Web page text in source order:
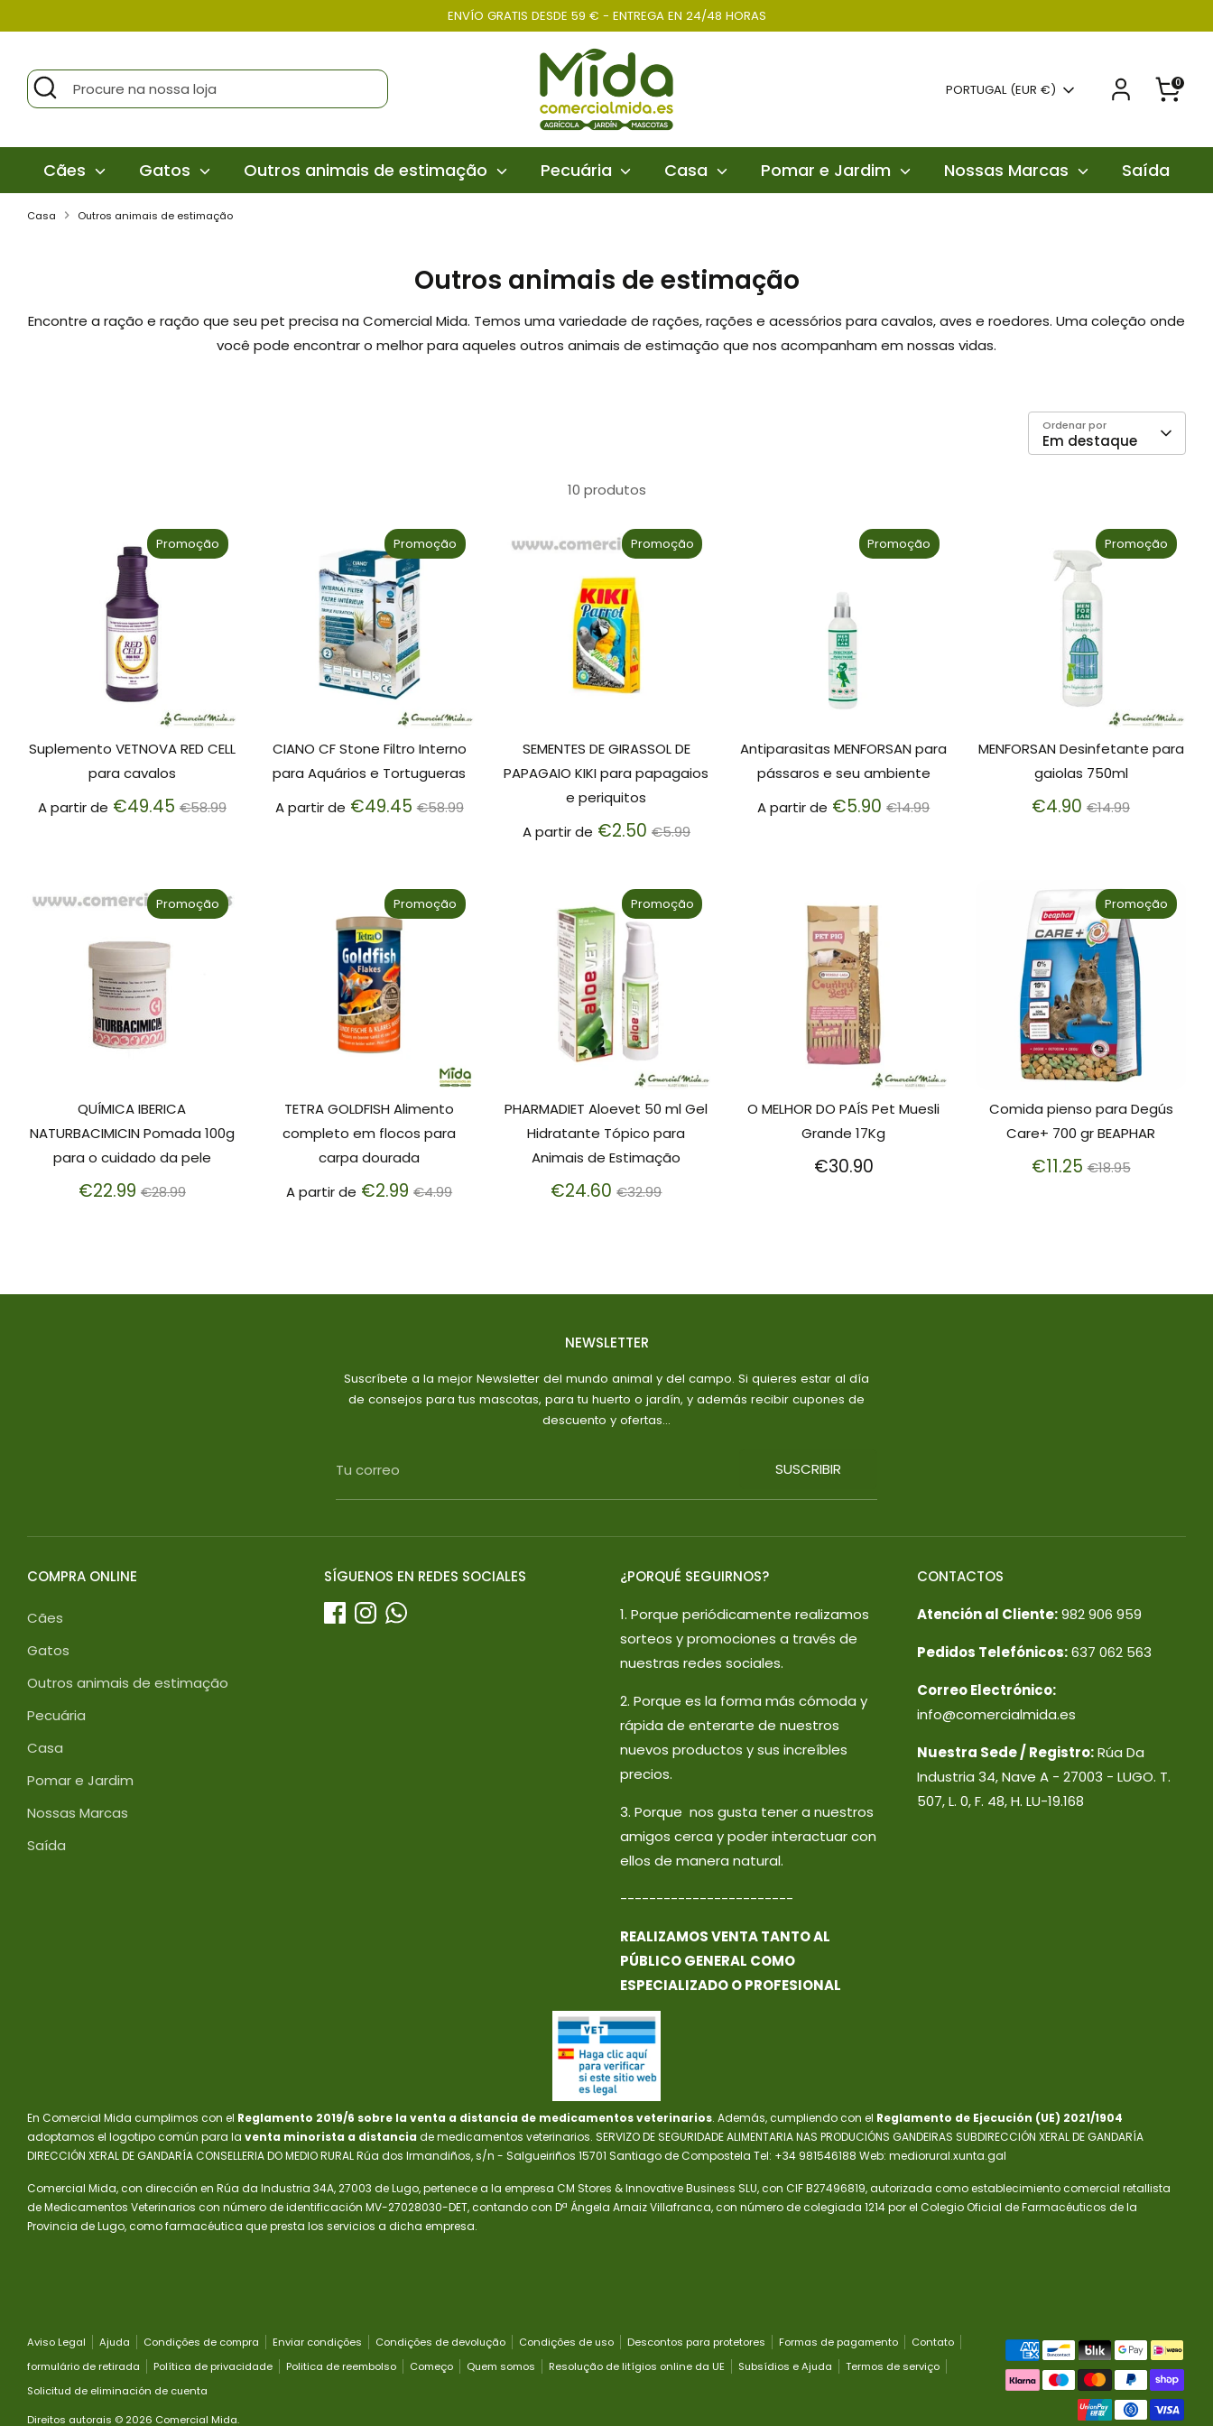
para
conteúdo
ENVÍO GRATIS DESDE 59 € - ENTREGA EN 24/48 HORAS
Procurar
Procure
na
Moeda
PORTUGAL (EUR €) 0
Cães Gatos Outros animais de estimação Pecuária Casa Pomar e Jardim Nossas Marcas Saída
Casa Outros animais de estimação
Outros animais de estimação
Encontre a ração e ração que seu pet precisa na Comercial Mida. Temos uma variedade de rações, rações e acessórios para cavalos, aves e roedores. Uma coleção onde
você pode encontrar o melhor para aqueles outros animais de estimação que nos acompanham em nossas vidas.
Ordenar por
Em destaque
10 produtos
Suplemento VETNOVA RED CELL
para cavalos
A partir de €49.45 Preço
€58.99
Promoção
CIANO CF Stone Filtro Interno
para Aquários e Tortugueras
A partir de €49.45Preço
€58.99
Promoção
SEMENTES DE GIRASSOL DE
PAPAGAIO KIKI para papagaios
e periquitos
A partir de €2.50 Preço
€5.99
Promoção
Antiparasitas MENFORSAN para
pássaros e seu ambiente
A partir de €5.90 Preço
€14.99
Promoção
MENFORSAN Desinfetante para
gaiolas 750ml
€4.90 Preço
€14.99
Promoção
QUÍMICA IBERICA
NATURBACIMICIN Pomada 100g
para o cuidado da pele
€22.99 Preço
€28.99
Promoção
TETRA GOLDFISH Alimento
completo em flocos para
carpa dourada
A partir de €2.99 Preço
€4.99
Promoção
PHARMADIET Aloevet 50 ml Gel
Hidratante Tópico para
Animais de Estimação
€24.60 Preço
€32.99
Promoção
O MELHOR DO PAÍS Pet Muesli
Grande 17Kg
€30.90
Comida pienso para Degús
Care+ 700 gr BEAPHAR
€11.25Preço
€18.95
Promoção
NEWSLETTER
Suscríbete a la mejor Newsletter del mundo animal y del campo. Si quieres estar al día
de consejos para tus mascotas, para tu huerto o jardín, y además recibir cupones de
descuento y ofertas...
Tu correo SUSCRIBIR
COMPRA ONLINE
Cães
Gatos
Outros animais de estimação
Pecuária
Casa
Pomar e Jardim
Nossas Marcas
Saída
SÍGUENOS EN REDES SOCIALES
¿PORQUÉ SEGUIRNOS?
1. Porque periódicamente realizamos
sorteos y promociones a través de
nuestras redes sociales.
2. Porque es la forma más cómoda y
rápida de enterarte de nuestros
nuevos productos y sus increíbles
precios.
3. Porque nos gusta tener a nuestros
amigos cerca y poder interactuar con
ellos de manera natural.
------------------------
REALIZAMOS VENTA TANTO AL
PÚBLICO GENERAL COMO
ESPECIALIZADO O PROFESIONAL
CONTACTOS
Atención al Cliente:982 906 959
Pedidos Telefónicos:637 062 563
Correo Electrónico:
info@comercialmida.es
Nuestra Sede / Registro:Rúa Da
Industria 34, Nave A - 27003 - LUGO. T.
507, L. 0, F. 48, H. LU-19.168
En Comercial Mida cumplimos con el Reglamento 2019/6 sobre la venta a distancia de medicamentos veterinarios. Además, cumpliendo con el Reglamento de Ejecución (UE) 2021/1904
adoptamos el logotipo común para la venta minorista a distancia de medicamentos veterinarios. SERVIZO DE SEGURIDADE ALIMENTARIA NAS PRODUCIÓNS GANDEIRAS SUBDIRECCIÓN XERAL DE GANDARÍA
DIRECCIÓN XERAL DE GANDARÍA CONSELLERIA DO MEDIO RURAL Rúa dos Irmandiños, s/n - Salgueiriños 15701 Santiago de Compostela Tel: +34 981546188 Web: mediorural.xunta.gal
Comercial Mida, con dirección en Rúa da Industria 34A, 27003 de Lugo, pertenece a la empresa CM Stores & Innovative Business SLU, con CIF B27496819, autorizada como establecimiento comercial retallista
de Medicamentos Veterinarios con número de identificación MV-27028030-DET, contando con Dª Ángela Arnaiz Villafranca, con número de colegiada 1214 por el Colegio Oficial de Farmacéuticos de la
Provincia de Lugo, como farmacéutica que presta los servicios a dicha empresa.
Aviso Legal Ajuda Condições de compra Enviar condições Condições de devolução Condições de uso Descontos para protetores Formas de pagamento
Contato
formulário de retirada
Política de privacidade Politica de reembolso Começo Quem somos Resolução de litígios online da UE Subsídios e Ajuda
Termos de serviço
Solicitud de eliminación de cuenta
Direitos autorais © 2026 Comercial Mida.
Métodos
pagamento